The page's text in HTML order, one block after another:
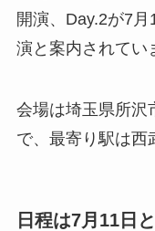
開演、Day.2が7
演と案内されてい
会場は埼玉県所沢
で、最寄り駅は西
日程は7月11日